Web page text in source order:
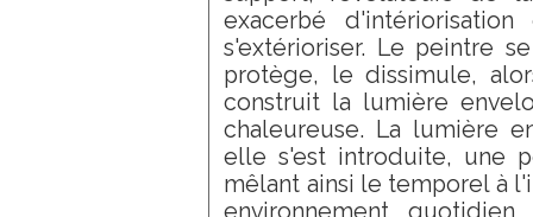
exacerbé
s'extérioriser. Le peintre
protège, le dissimule,
construit la lumière
chaleureuse. La lumière
elle s'est introduite, une
mêlant ainsi le temporel à
environnement